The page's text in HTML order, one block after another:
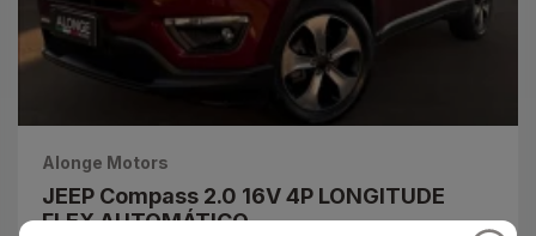
Alonge Motors
JEEP Compass 2.0 16V 4P LONGITUDE
FLEX AUTOMÁTICO